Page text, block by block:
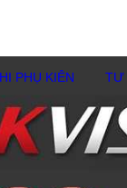
PHỤ KIÊN TƯ